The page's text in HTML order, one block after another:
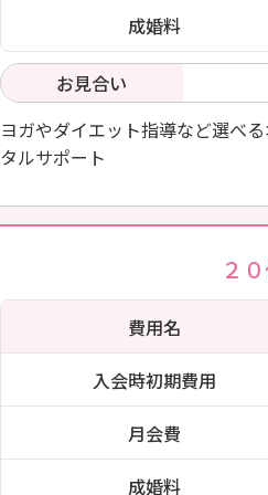
成婚料
お見合い
ヨガやダイエット指導など選べ
タルサポート
２
費用名
入会時初期費用
月会費
成婚料